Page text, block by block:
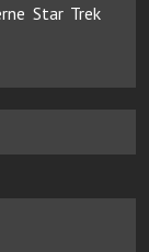
Star Trek